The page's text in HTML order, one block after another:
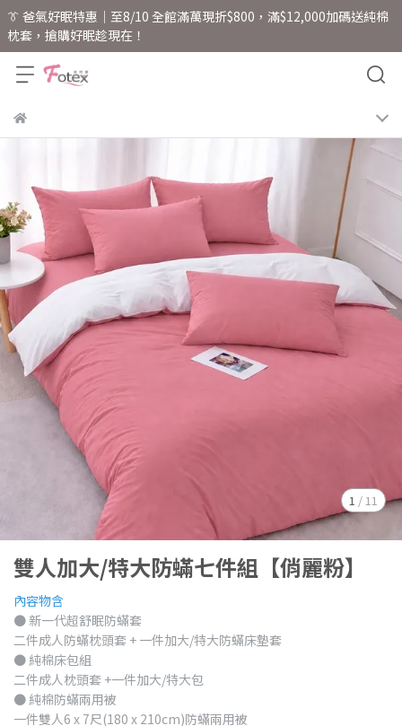
👔 爸氣好眠特惠｜至8/10 全館滿萬現折$800，滿$12,000加碼送純棉
枕套，搶購好眠趁現在！
1 / 11
雙人加大/特大防蟎七件組【俏麗粉】
內容物含
● 新一代超舒眠防蟎套
二件成人防蟎枕頭套 + 一件加大/特大防蟎床墊套
● 純棉床包組
二件成人枕頭套 +一件加大/特大包
● 純棉防蟎兩用被
一件雙人6 x 7尺(180 x 210cm)防蟎兩用被